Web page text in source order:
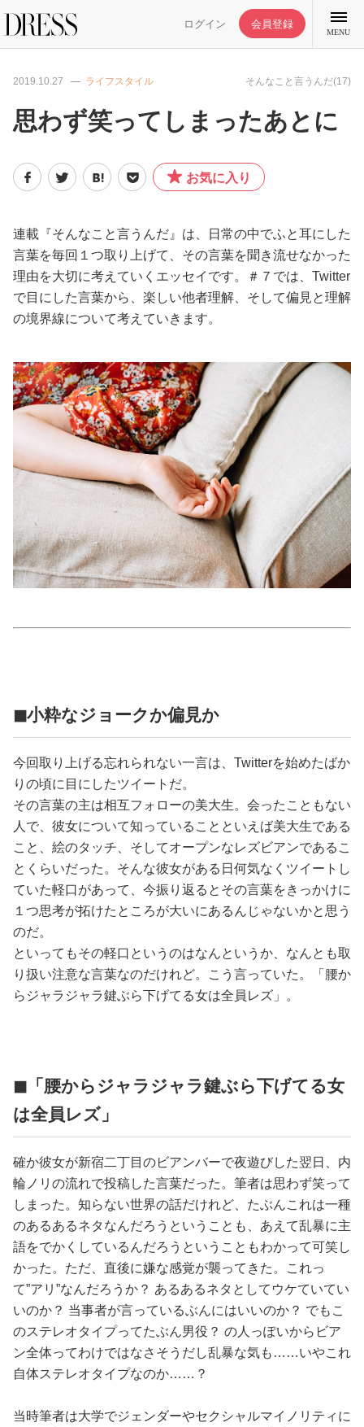
ログイン 会員登録
MENU
ライフスタイル
ファッション
美容/健康
ワークスタイル
妊娠/出産/家族
ココロ/カラダ
グルメ
性と愛
ゲーム
2019.10.27 ライフスタイル そんなこと言うんだ(17)
思わず笑ってしまったあとに
お気に入り
連載『そんなこと言うんだ』は、日常の中でふと耳にした
言葉を毎回１つ取り上げて、その言葉を聞き流せなかった
理由を大切に考えていくエッセイです。＃７では、Twitter
で目にした言葉から、楽しい他者理解、そして偏見と理解
の境界線について考えていきます。
◼小粋なジョークか偏見か
今回取り上げる忘れられない一言は、Twitterを始めたばか
りの頃に目にしたツイートだ。
その言葉の主は相互フォローの美大生。会ったこともない
人で、彼女について知っていることといえば美大生である
こと、絵のタッチ、そしてオープンなレズビアンであるこ
とくらいだった。そんな彼女がある日何気なくツイートし
ていた軽口があって、今振り返るとその言葉をきっかけに
１つ思考が拓けたところが大いにあるんじゃないかと思う
のだ。
といってもその軽口というのはなんというか、なんとも取
り扱い注意な言葉なのだけれど。こう言っていた。「腰か
らジャラジャラ鍵ぶら下げてる女は全員レズ」。
◼「腰からジャラジャラ鍵ぶら下げてる女
は全員レズ」
確か彼女が新宿二丁目のビアンバーで夜遊びした翌日、内
輪ノリの流れで投稿した言葉だった。筆者は思わず笑って
しまった。知らない世界の話だけれど、たぶんこれは一種
のあるあるネタなんだろうということも、あえて乱暴に主
語をでかくしているんだろうということもわかって可笑し
かった。ただ、直後に嫌な感覚が襲ってきた。これっ
て”アリ”なんだろうか？ あるあるネタとしてウケていてい
いのか？ 当事者が言っているぶんにはいいのか？ でもこ
のステレオタイプってたぶん男役？ の人っぽいからビア
ン全体ってわけではなさそうだし乱暴な気も……いやこれ
自体ステレオタイプなのか……？
当時筆者は大学でジェンダーやセクシャルマイノリティに